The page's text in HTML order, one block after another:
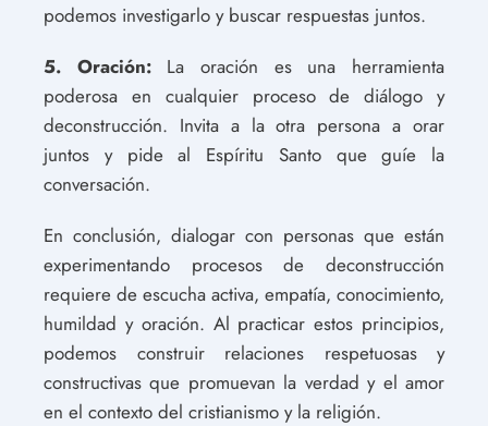
podemos investigarlo y buscar respuestas juntos.
5. Oración:La oración es una herramienta
poderosa en cualquier proceso de diálogo y
deconstrucción. Invita a la otra persona a orar
juntos y pide al Espíritu Santo que guíe la
conversación.
En conclusión, dialogar con personas que están
experimentando procesos de deconstrucción
requiere de escucha activa, empatía, conocimiento,
humildad y oración. Al practicar estos principios,
podemos construir relaciones respetuosas y
constructivas que promuevan la verdad y el amor
en el contexto del cristianismo y la religión.